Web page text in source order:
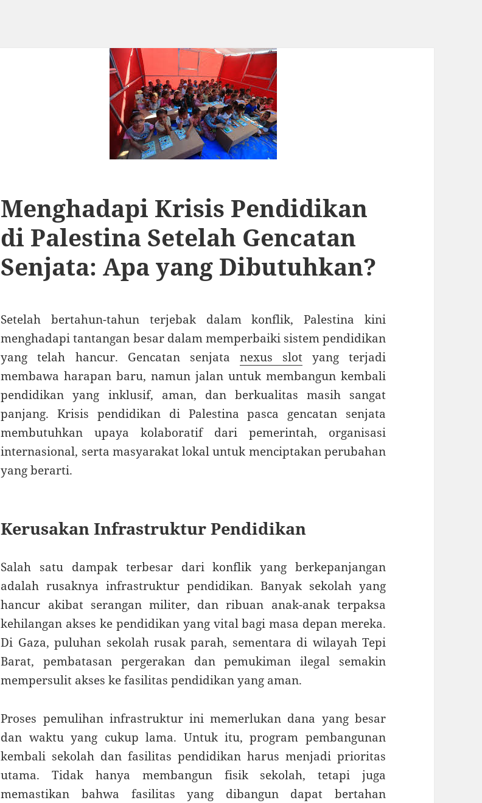
Menghadapi Krisis Pendidikan
di Palestina Setelah Gencatan
Senjata: Apa yang Dibutuhkan?
Setelah bertahun-tahun terjebak dalam konflik, Palestina kini
menghadapi tantangan besar dalam memperbaiki sistem pendidikan
yang telah hancur. Gencatan senjata nexus slotyang terjadi
membawa harapan baru, namun jalan untuk membangun kembali
pendidikan yang inklusif, aman, dan berkualitas masih sangat
panjang. Krisis pendidikan di Palestina pasca gencatan senjata
membutuhkan upaya kolaboratif dari pemerintah, organisasi
internasional, serta masyarakat lokal untuk menciptakan perubahan
yang berarti.
Kerusakan Infrastruktur Pendidikan
Salah satu dampak terbesar dari konflik yang berkepanjangan
adalah rusaknya infrastruktur pendidikan. Banyak sekolah yang
hancur akibat serangan militer, dan ribuan anak-anak terpaksa
kehilangan akses ke pendidikan yang vital bagi masa depan mereka.
Di Gaza, puluhan sekolah rusak parah, sementara di wilayah Tepi
Barat, pembatasan pergerakan dan pemukiman ilegal semakin
mempersulit akses ke fasilitas pendidikan yang aman.
Proses pemulihan infrastruktur ini memerlukan dana yang besar
dan waktu yang cukup lama. Untuk itu, program pembangunan
kembali sekolah dan fasilitas pendidikan harus menjadi prioritas
utama. Tidak hanya membangun fisik sekolah, tetapi juga
memastikan bahwa fasilitas yang dibangun dapat bertahan